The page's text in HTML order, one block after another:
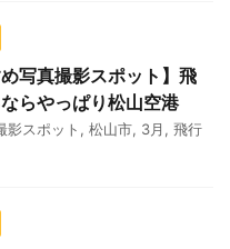
め写真撮影スポット】飛
らやっぱり松山空港
影スポット , 松山市, 3月 , 飛行